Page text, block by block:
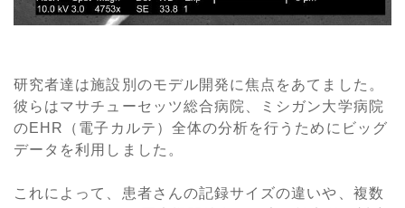
研究者達は施設別のモデル開発に焦点をあてました。
彼らはマサチューセッツ総合病院、ミシガン大学病院
のEHR（電子カルテ）全体の分析を行うためにビッグ
データを利用しました。
これによって、患者さんの記録サイズの違いや、複数